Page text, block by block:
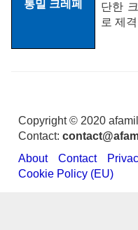
단한
로 제
Copyright © 2020
Contact:
About
Contact
Cookie Policy (EU)